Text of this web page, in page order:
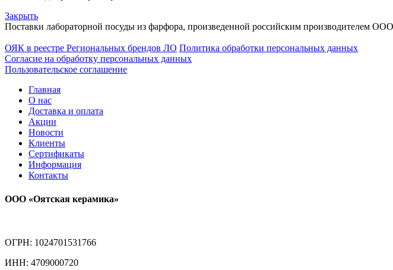
Закрыть
Поставки лабораторной посуды из фарфора, произведенной российским производителем
ОЯК в реестре Региональных брендов ЛО Политика обработки персональных данных
Согласие на обработку персональных данных
Пользовательское соглашение
Главная
О нас
Доставка и оплата
Акции
Новости
Клиенты
Сертификаты
Информация
Контакты
ООО «Оятская керамика»
ОГРН: 1024701531766
ИНН: 4709000720